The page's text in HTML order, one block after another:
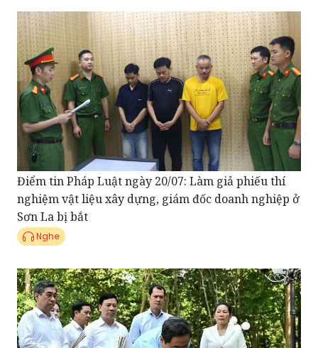
Điểm tin Pháp Luật ngày 20/07: Làm giả phiếu thí
nghiệm vật liệu xây dựng, giám đốc doanh nghiệp ở
Sơn La bị bắt
Nghe